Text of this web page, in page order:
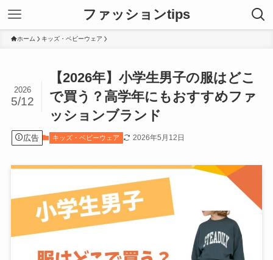
ファッションtips
ホーム キッズ・ベビーウェア
【2026年】小学生男子の服はどこ
で買う？高学年にもおすすめファ
ッションブランド
2026
5/12
広告 キッズ・ベビーウェア 2026年5月12日